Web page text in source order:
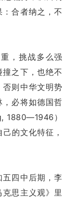
合者纳之，不
，挑战多么强
之下，也绝不
则中华文明势
必将如德国哲
1880—1946）
的文化特征，
四中后期，李
思主义观》里